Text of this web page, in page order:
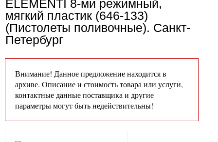
ELEMENTI 8-ми режимный,
мягкий пластик (646-133)
(Пистолеты поливочные). Санкт-
Петербург
Внимание! Данное предложение находится в
архиве. Описание и стоимость товара или услуги,
контактные данные поставщика и другие
параметры могут быть недействительны!